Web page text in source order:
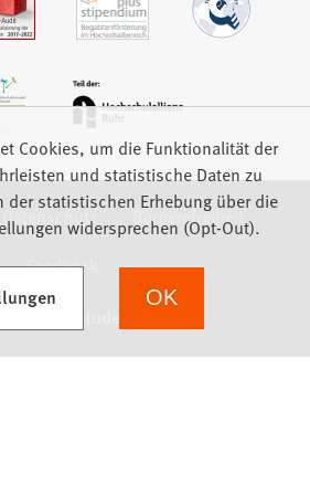
Datenschutz
Barrierefreiheit
Feedback
Cookies, um die Funktionalität der
und statistische Daten zu
der statistischen Erhebung über die
widersprechen (Opt-Out).
OK